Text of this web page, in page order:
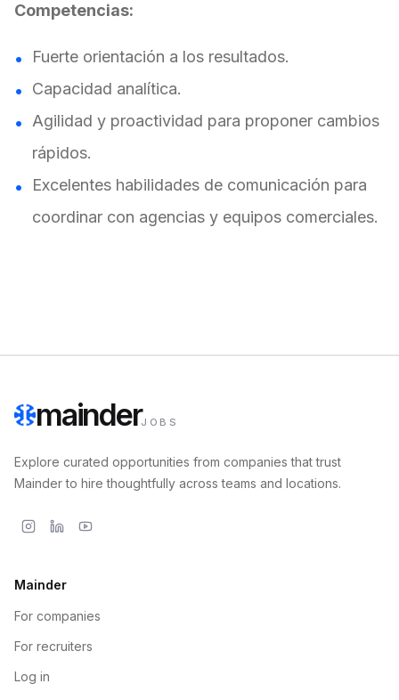
Competencias:
Fuerte orientación a los resultados.
Capacidad analítica.
Agilidad y proactividad para proponer cambios
rápidos.
Excelentes habilidades de comunicación para
coordinar con agencias y equipos comerciales.
mainderJOBS
Explore curated opportunities from companies that trust
Mainder to hire thoughtfully across teams and locations.
Mainder
For companies
For recruiters
Log in